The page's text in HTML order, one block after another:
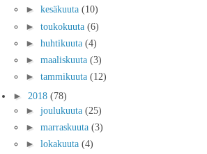
► kesäkuuta (10)
► toukokuuta (6)
► huhtikuuta (4)
► maaliskuuta (3)
► tammikuuta (12)
► 2018 (78)
► joulukuuta (25)
► marraskuuta (3)
► lokakuuta (4)